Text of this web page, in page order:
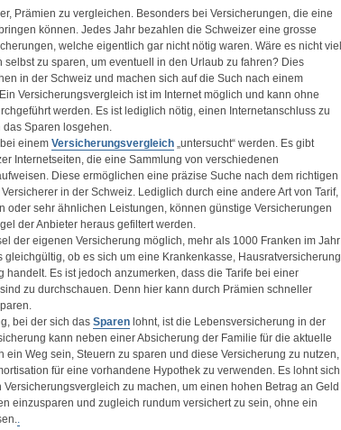
Prämien zu vergleichen. Besonders bei Versicherungen, die eine
können. Jedes Jahr bezahlen die Schweizer eine grosse
welche eigentlich gar nicht nötig waren. Wäre es nicht viel
selbst zu sparen, um eventuell in den Urlaub zu fahren? Dies
in der Schweiz und machen sich auf die Such nach einem
Versicherungsvergleich ist im Internet möglich und kann ohne
werden. Es ist lediglich nötig, einen Internetanschluss zu
Sparen losgehen.
einem Versicherungsvergleich„untersucht“ werden. Es gibt
Internetseiten, die eine Sammlung von verschiedenen
Diese ermöglichen eine präzise Suche nach dem richtigen
in der Schweiz. Lediglich durch eine andere Art von Tarif,
oder sehr ähnlichen Leistungen, können günstige Versicherungen
der Anbieter heraus gefiltert werden.
der eigenen Versicherung möglich, mehr als 1000 Franken im Jahr
gleichgültig, ob es sich um eine Krankenkasse, Hausratversicherung
handelt. Es ist jedoch anzumerken, dass die Tarife bei einer
zu durchschauen. Denn hier kann durch Prämien schneller
bei der sich das Sparenlohnt, ist die Lebensversicherung in der
kann neben einer Absicherung der Familie für die aktuelle
ein Weg sein, Steuern zu sparen und diese Versicherung zu nutzen,
für eine vorhandene Hypothek zu verwenden. Es lohnt sich
zu machen, um einen hohen Betrag an Geld
einzusparen und zugleich rundum versichert zu sein, ohne ein
.